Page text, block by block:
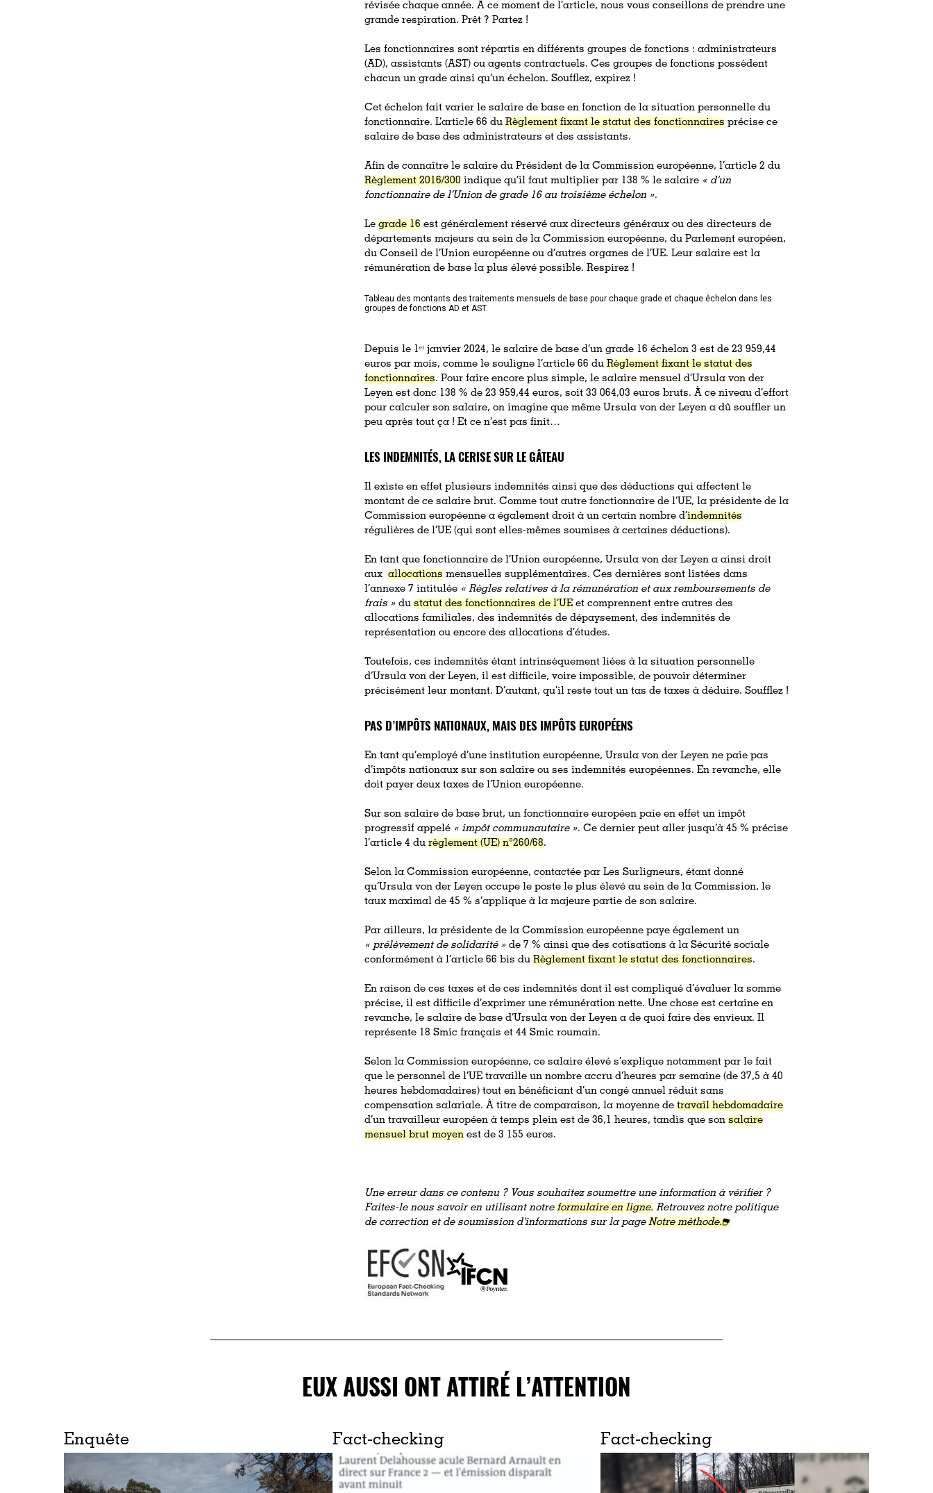
révisée chaque année. À ce moment de l’article, nous vous conseillons de prendre une
grande respiration. Prêt ? Partez !
Les fonctionnaires sont répartis en différents groupes de fonctions : administrateurs
(AD), assistants (AST) ou agents contractuels. Ces groupes de fonctions possèdent
chacun un grade ainsi qu’un échelon. Soufflez, expirez !
Cet échelon fait varier le salaire de base en fonction de la situation personnelle du
fonctionnaire. L’article 66 duRèglement fixant le statut des fonctionnaires précise ce
salaire de base des administrateurs et des assistants.
Afin de connaître le salaire du Président de la Commission européenne, l’article 2 du
Règlement 2016/300 indique qu’il faut multiplier par 138 % le salaire « d’un
fonctionnaire de l’Union de grade 16 au troisième échelon ».
Legrade 16 est généralement réservé aux directeurs généraux ou des directeurs de
départements majeurs au sein de la Commission européenne, du Parlement européen,
du Conseil de l’Union européenne ou d’autres organes de l’UE. Leur salaire est la
rémunération de base la plus élevé possible. Respirez !
Tableau des montants des traitements mensuels de base pour chaque grade et chaque échelon dans les
groupes de fonctions AD et AST.
Depuis le 1ᵉʳ janvier 2024, le salaire de base d’un grade 16 échelon 3 est de 23 959,44
euros par mois, comme le souligne l’article 66 duRèglement fixant le statut des
fonctionnaires. Pour faire encore plus simple, le salaire mensuel d’Ursula von der
Leyen est donc 138 % de 23 959,44 euros, soit 33 064,03 euros bruts. À ce niveau d’effort
pour calculer son salaire, on imagine que même Ursula von der Leyen a dû souffler un
peu après tout ça ! Et ce n’est pas finit…
LES INDEMNITÉS, LA CERISE SUR LE GÂTEAU
Il existe en effet plusieurs indemnités ainsi que des déductions qui affectent le
montant de ce salaire brut. Comme tout autre fonctionnaire de l’UE, la présidente de la
Commission européenne a également droit à un certain nombre d’indemnités
régulières de l’UE (qui sont elles-mêmes soumises à certaines déductions).
En tant que fonctionnaire de l’Union européenne, Ursula von der Leyen a ainsi droit
auxallocations mensuelles supplémentaires. Ces dernières sont listées dans
l’annexe 7 intitulée « Règles relatives à la rémunération et aux remboursements de
frais » dustatut des fonctionnaires de l’UE et comprennent entre autres des
allocations familiales, des indemnités de dépaysement, des indemnités de
représentation ou encore des allocations d’études.
Toutefois, ces indemnités étant intrinsèquement liées à la situation personnelle
d’Ursula von der Leyen, il est difficile, voire impossible, de pouvoir déterminer
précisément leur montant. D’autant, qu’il reste tout un tas de taxes à déduire. Soufflez !
PAS D’IMPÔTS NATIONAUX, MAIS DES IMPÔTS EUROPÉENS
En tant qu’employé d’une institution européenne, Ursula von der Leyen ne paie pas
d’impôts nationaux sur son salaire ou ses indemnités européennes. En revanche, elle
doit payer deux taxes de l’Union européenne.
Sur son salaire de base brut, un fonctionnaire européen paie en effet un impôt
progressif appelé « impôt communautaire ». Ce dernier peut aller jusqu’à 45 % précise
l’article 4 durèglement (UE) n°260/68.
Selon la Commission européenne, contactée par Les Surligneurs, étant donné
qu’Ursula von der Leyen occupe le poste le plus élevé au sein de la Commission, le
taux maximal de 45 % s’applique à la majeure partie de son salaire.
Par ailleurs, la présidente de la Commission européenne paye également un
« prélèvement de solidarité » de 7 % ainsi que des cotisations à la Sécurité sociale
conformément à l’article 66 bis duRèglement fixant le statut des fonctionnaires.
En raison de ces taxes et de ces indemnités dont il est compliqué d’évaluer la somme
précise, il est difficile d’exprimer une rémunération nette. Une chose est certaine en
revanche, le salaire de base d’Ursula von der Leyen a de quoi faire des envieux. Il
représente 18 Smic français et 44 Smic roumain.
Selon la Commission européenne, ce salaire élevé s’explique notamment par le fait
que le personnel de l’UE travaille un nombre accru d’heures par semaine (de 37,5 à 40
heures hebdomadaires) tout en bénéficiant d’un congé annuel réduit sans
compensation salariale. À titre de comparaison, la moyenne detravail hebdomadaire
d’un travailleur européen à temps plein est de 36,1 heures, tandis que sonsalaire
mensuel brut moyen est de 3 155 euros.
Une erreur dans ce contenu ? Vous souhaitez soumettre une information à vérifier ?
Faites-le nous savoir en utilisant notreformulaire en ligne. Retrouvez notre politique
de correction et de soumission d'informations sur la pageNotre méthode.
EUX AUSSI ONT ATTIRÉ L’ATTENTION
Enquête Fact-checking Fact-checking